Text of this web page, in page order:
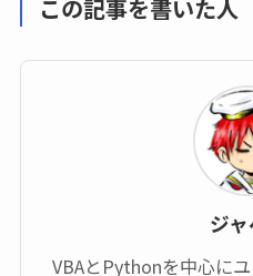
この記事を書いた人
ジ
VBAとPythonを中心に